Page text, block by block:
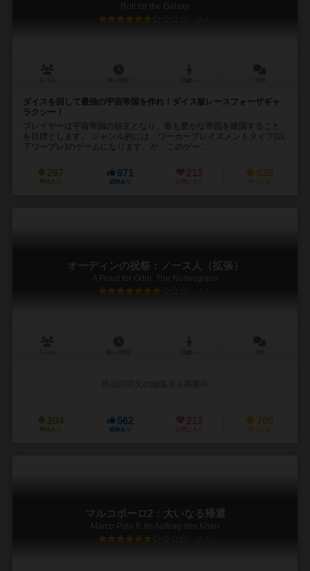
Roll for the Galaxy
6.6
ダイスを回して最強の宇宙帝国を作れ！ダイス版レースフォーザギャ
ラクシー！
プレイヤーは宇宙帝国の領主となり、最も豊かな帝国を建国すること
を目標とします。 ジャンル的には、ワーカープレイスメントタイプ(以
下ワープレ)のゲームになります。が、このゲー...
297
興味あり
971
経験あり
213
お気に入り
639
持ってる
オーディンの祝祭：ノース人（拡張）
A Feast for Odin: The Norwegians
7.8
204
興味あり
562
経験あり
213
お気に入り
708
持ってる
マルコポーロ2：大いなる帰還
Marco Polo II: Im Auftrag des Khan
6.9